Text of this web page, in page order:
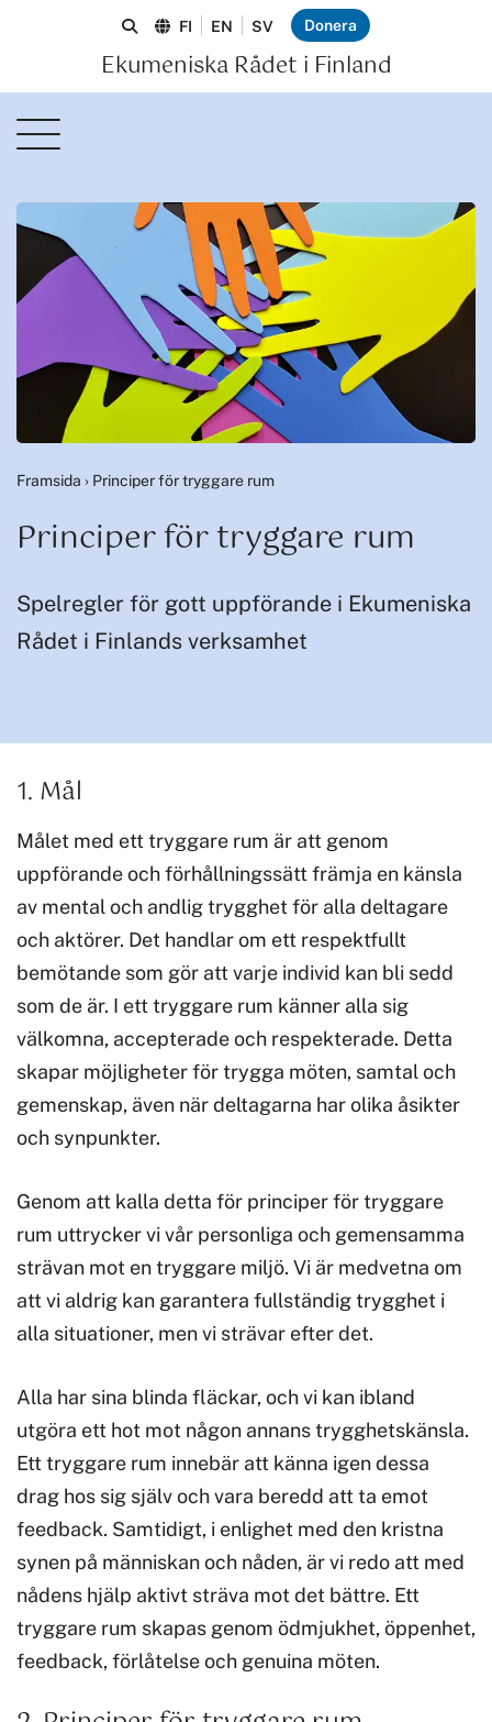
Ekumeniska Rådet i Finland
FI EN SV Donera
Framsida › Principer för tryggare rum
Principer för tryggare rum
Spelregler för gott uppförande i Ekumeniska
Rådet i Finlands verksamhet
1. Mål
Målet med ett tryggare rum är att genom
uppförande och förhållningssätt främja en känsla
av mental och andlig trygghet för alla deltagare
och aktörer. Det handlar om ett respektfullt
bemötande som gör att varje individ kan bli sedd
som de är. I ett tryggare rum känner alla sig
välkomna, accepterade och respekterade. Detta
skapar möjligheter för trygga möten, samtal och
gemenskap, även när deltagarna har olika åsikter
och synpunkter.
Genom att kalla detta för principer för tryggare
rum uttrycker vi vår personliga och gemensamma
strävan mot en tryggare miljö. Vi är medvetna om
att vi aldrig kan garantera fullständig trygghet i
alla situationer, men vi strävar efter det.
Alla har sina blinda fläckar, och vi kan ibland
utgöra ett hot mot någon annans trygghetskänsla.
Ett tryggare rum innebär att känna igen dessa
drag hos sig själv och vara beredd att ta emot
feedback. Samtidigt, i enlighet med den kristna
synen på människan och nåden, är vi redo att med
nådens hjälp aktivt sträva mot det bättre. Ett
tryggare rum skapas genom ödmjukhet, öppenhet,
feedback, förlåtelse och genuina möten.